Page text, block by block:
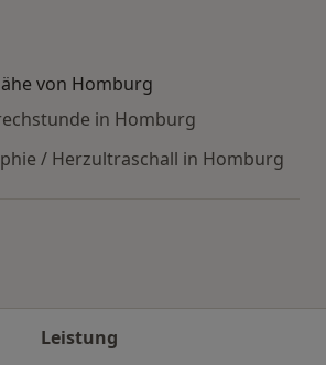
von Homburg
in Homburg
/ Herzultraschall in Homburg
Leistung